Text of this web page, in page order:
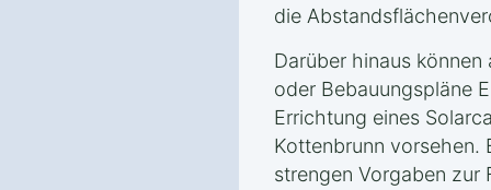
die
Darüber hinaus
oder Bebauungspläne
Errichtung eines
Kottenbrunn vorsehen.
strengen Vorgaben zur